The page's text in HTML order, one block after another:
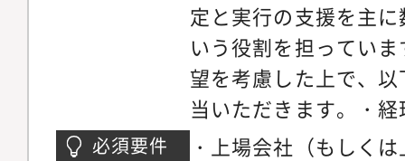
定と実行の支援を主
いう役割を担ってい
望を考慮した上で、
当いただきます。・
全般・新規取引の検
必須要件
・上場会社（もしく